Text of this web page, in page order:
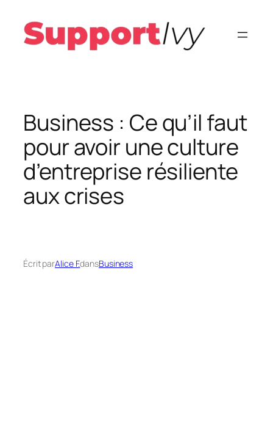
contenu
Business : Ce qu’il faut
pour avoir une culture
d’entreprise résiliente
aux crises
Écrit parAlice F.dansBusiness